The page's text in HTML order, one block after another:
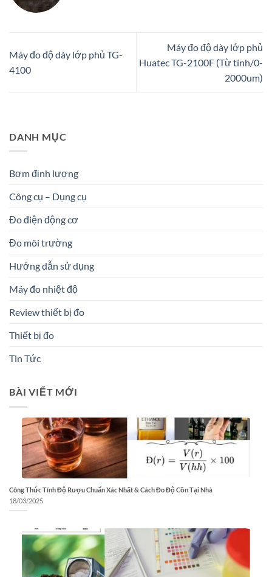
Máy đo độ dày lớp phủ TG-
4100
Máy đo độ dày lớp phủ
Huatec TG-2100F (Từ tính/0-
2000um)
DANH MỤC
Bơm định lượng
Công cụ – Dụng cụ
Đo điện động cơ
Đo môi trường
Hướng dẫn sử dụng
Máy đo nhiệt độ
Review thiết bị đo
Thiết bị đo
Tin Tức
BÀI VIẾT MỚI
Công Thức Tính Độ Rượu Chuẩn Xác Nhất & Cách Đo Độ Cồn Tại Nhà
18/03/2025